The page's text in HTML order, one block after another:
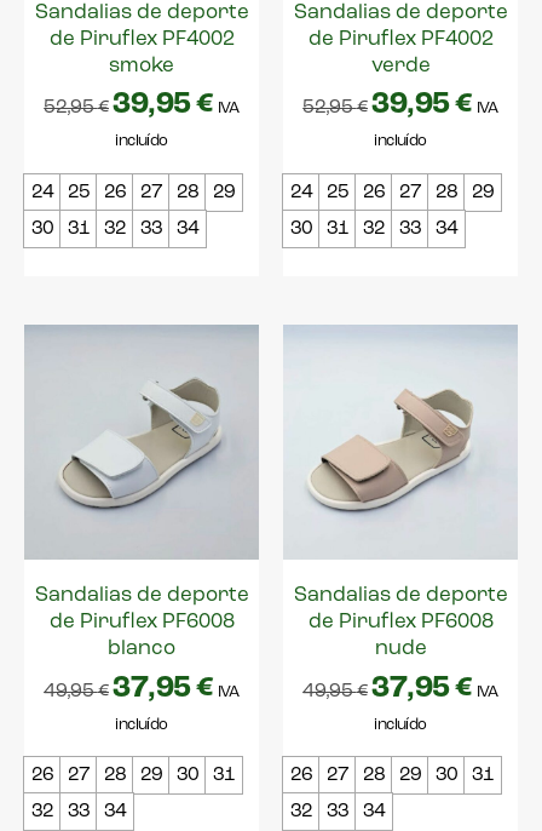
Sandalias de deporte
de Piruflex PF4002
smoke
52,95€ 39,95€ IVA
incluído
24 25 26 27 28
29
30
31 32 33 34
Sandalias de deporte
de Piruflex PF4002
verde
52,95€ 39,95€ IVA
incluído
24 25 26 27 28
29
30
31 32 33 34
Sandalias de deporte
de Piruflex PF6008
blanco
49,95€ 37,95€ IVA
incluído
26 27 28 29 30
31
32
33 34
Sandalias de deporte
de Piruflex PF6008
nude
49,95€ 37,95€ IVA
incluído
26 27 28 29 30
31
32
33 34